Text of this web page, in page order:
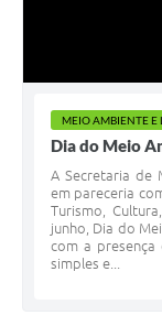
MEIO AMBIENTE E
Dia do Meio
A Secretaria de
em pareceria
Turismo,
junho, Dia do
com a presença
simples e...